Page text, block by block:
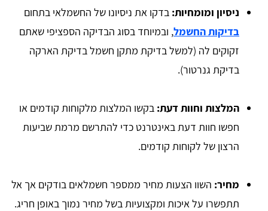
ניסיון ומומחיות: בדקו את ניסיונו של החשמלאי בתחום
בדיקות החשמל, ובמיוחד בסוג הבדיקה הספציפי שאתם
זקוקים לה (למשל בדיקת מתקן חשמל בדיקת הארקה
בדיקת גנרטור).
המלצות וחוות דעת: בקשו המלצות מלקוחות קודמים או
חפשו חוות דעת באינטרנט כדי להתרשם מרמת שביעות
הרצון של לקוחות קודמים.
מחיר: השוו הצעות מחיר ממספר חשמלאים בודקים אך אל
תתפשרו על איכות ומקצועיות בשל מחיר נמוך באופן חריג.